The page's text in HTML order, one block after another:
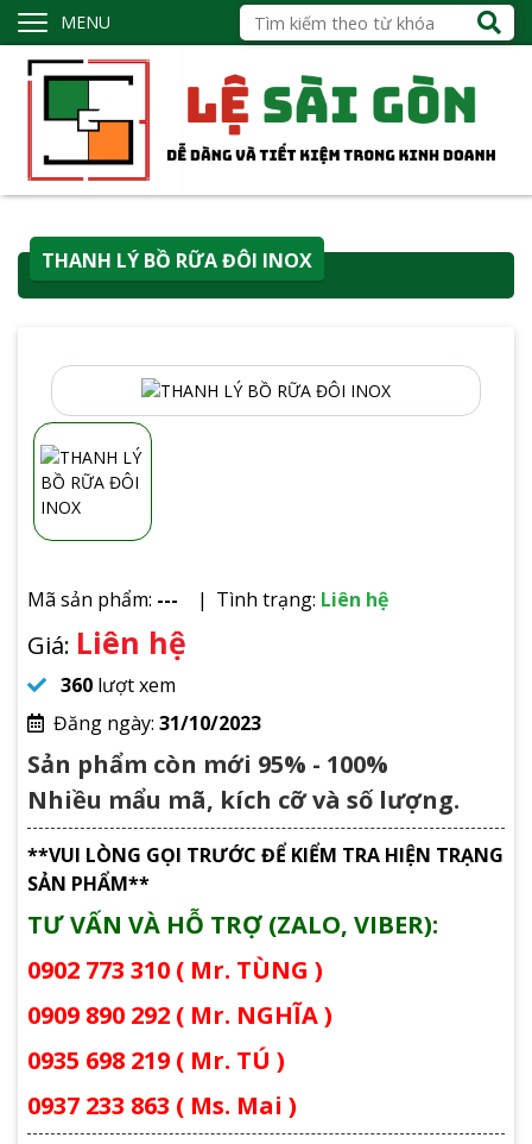
MENU
THANH LÝ BỒ RỮA ĐÔI INOX
Mã sản phẩm: --- Tình trạng: Liên hệ
Giá: Liên hệ
360 lượt xem
Đăng ngày: 31/10/2023
Sản phẩm còn mới 95% - 100%
Nhiều mẩu mã, kích cỡ và số lượng.
**VUI LÒNG GỌI TRƯỚC ĐỂ KIỂM TRA HIỆN TRẠNG
SẢN PHẨM**
TƯ VẤN VÀ HỖ TRỢ (ZALO, VIBER):
0902 773 310 ( Mr. TÙNG )
0909 890 292 ( Mr. NGHĨA )
0935 698 219 ( Mr. TÚ )
0937 233 863 ( Ms. Mai )